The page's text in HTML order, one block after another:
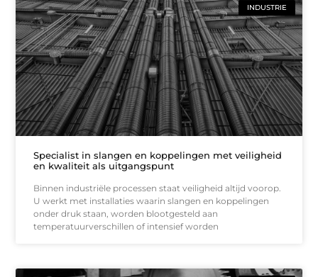
INDUSTRIE
Specialist in slangen en koppelingen met veiligheid
en kwaliteit als uitgangspunt
Binnen industriële processen staat veiligheid altijd voorop.
U werkt met installaties waarin slangen en koppelingen
onder druk staan, worden blootgesteld aan
temperatuurverschillen of intensief worden